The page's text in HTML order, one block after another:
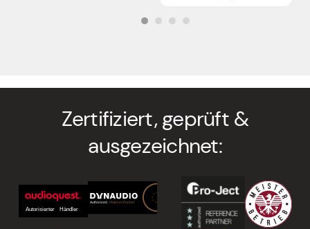
Zertifiziert, geprüft &
ausgezeichnet: